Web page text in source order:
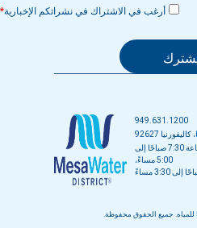
أرغب في الاشتراك في نشراتكم الإخبارية
949.631.1200
من الاثنين إلى الخميس من الساعة 7:30 صباحًا إلى
5:00 مساءً،